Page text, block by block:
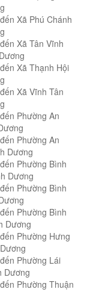
Xã Phú Chánh
Xã Tân Vĩnh
Xã Thạnh Hội
Xã Vĩnh Tân
Phường An
Phường An
Dương
Phường Bình
Dương
Phường Bình
Phường Bình
Dương
Phường Hưng
Phường Lái
Dương
Phường Thuận